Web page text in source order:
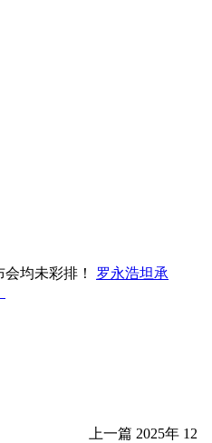
罗永浩坦承
上一篇 2025年 12